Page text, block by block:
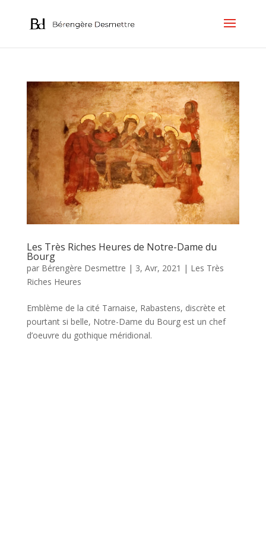
Les Très Riches Heures de Notre-Dame du
Bourg
par Bérengère Desmettre | 3, Avr, 2021 | Les Très
Riches Heures
Emblème de la cité Tarnaise, Rabastens, discrète et
pourtant si belle, Notre-Dame du Bourg est un chef
d’oeuvre du gothique méridional.